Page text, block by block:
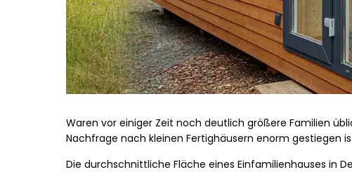
Waren vor einiger Zeit noch deutlich größere Familien
Nachfrage nach kleinen Fertighäusern enorm gestiegen
Die durchschnittliche Fläche eines Einfamilienhauses in